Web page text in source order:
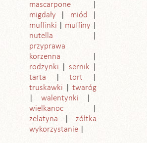
mascarpone
migdały
miód
muffinki
muffiny
nutella
przyprawa
korzenna
rodzynki
sernik
tarta
tort
truskawki
twaróg
walentynki
wielkanoc
żelatyna
żółtka
wykorzystanie